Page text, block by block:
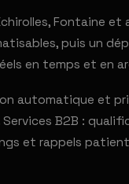
Fontaine et
puis un
en temps et en
automatique et
B2B :
et rappels